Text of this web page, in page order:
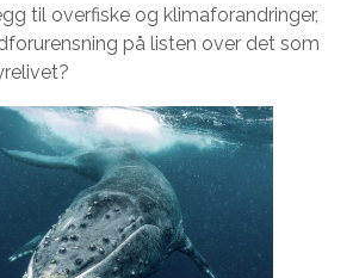
til overfiske og klimaforandringer,
på listen over det som